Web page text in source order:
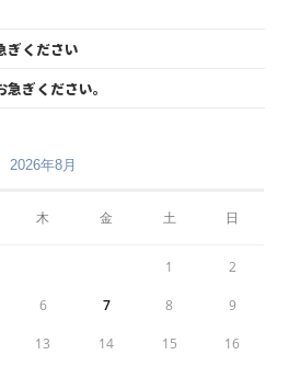
ぎください
ぎください。
2026年8月
木 金 土 日
1 2
6 7 8 9
13 14 15 16